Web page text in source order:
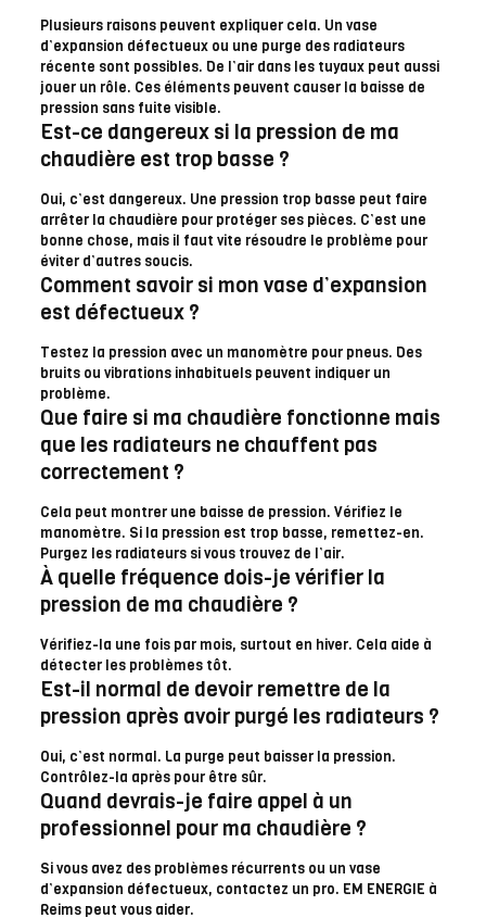
Plusieurs raisons peuvent expliquer cela. Un vase
d’expansion défectueux ou une purge des radiateurs
récente sont possibles. De l’air dans les tuyaux peut aussi
jouer un rôle. Ces éléments peuvent causer la baisse de
pression sans fuite visible.
Est-ce dangereux si la pression de ma
chaudière est trop basse ?
Oui, c’est dangereux. Une pression trop basse peut faire
arrêter la chaudière pour protéger ses pièces. C’est une
bonne chose, mais il faut vite résoudre le problème pour
éviter d’autres soucis.
Comment savoir si mon vase d’expansion
est défectueux ?
Testez la pression avec un manomètre pour pneus. Des
bruits ou vibrations inhabituels peuvent indiquer un
problème.
Que faire si ma chaudière fonctionne mais
que les radiateurs ne chauffent pas
correctement ?
Cela peut montrer une baisse de pression. Vérifiez le
manomètre. Si la pression est trop basse, remettez-en.
Purgez les radiateurs si vous trouvez de l’air.
À quelle fréquence dois-je vérifier la
pression de ma chaudière ?
Vérifiez-la une fois par mois, surtout en hiver. Cela aide à
détecter les problèmes tôt.
Est-il normal de devoir remettre de la
pression après avoir purgé les radiateurs ?
Oui, c’est normal. La purge peut baisser la pression.
Contrôlez-la après pour être sûr.
Quand devrais-je faire appel à un
professionnel pour ma chaudière ?
Si vous avez des problèmes récurrents ou un vase
d’expansion défectueux, contactez un pro. EM ENERGIE à
Reims peut vous aider.